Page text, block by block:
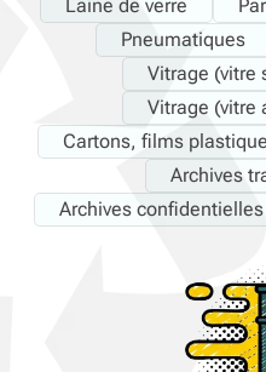
Laine de verre
Pneumatiques
Vitrage (vitre
Vitrage (vitre
Cartons, films
Archives
Archives